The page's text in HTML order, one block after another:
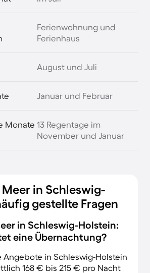
Ferienwohnung und
Ferienhaus
August und Juli
Januar und Februar
Monate 13 Regentage im
November und Januar
in Schleswig-
gestellte Fragen
in Schleswig-Holstein:
eine Übernachtung?
Angebote in Schleswig-Holstein
168 € bis 215 € pro Nacht